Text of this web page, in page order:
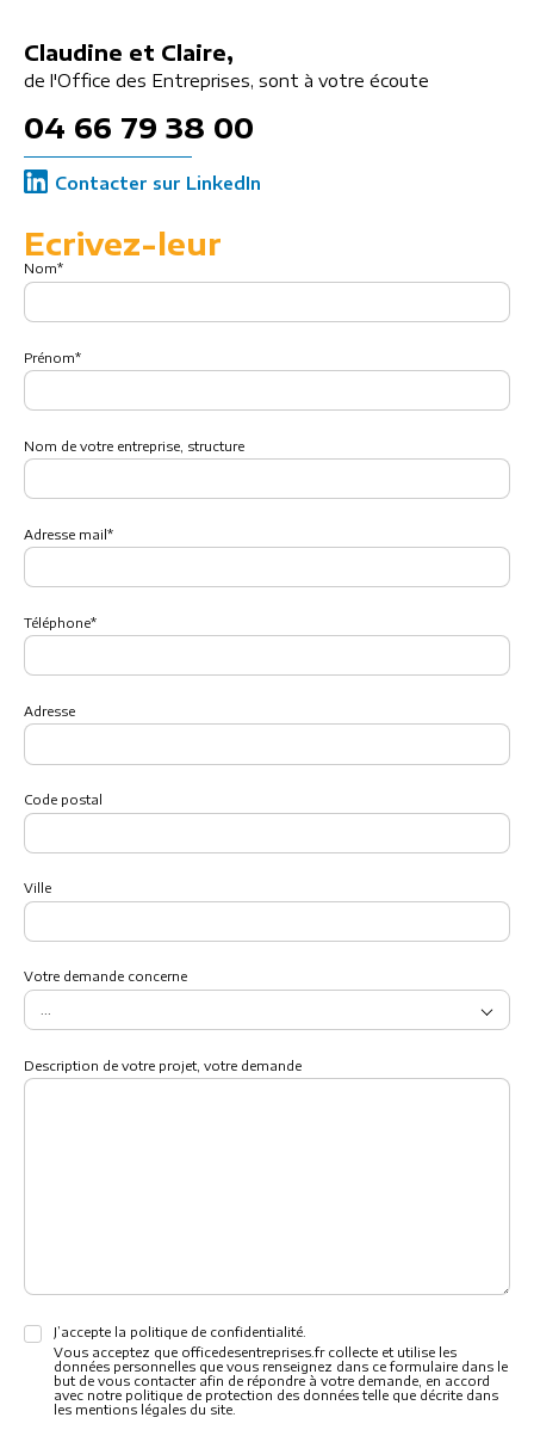
Claudine et Claire,
de l'Office des Entreprises, sont à votre écoute
04 66 79 38 00
Contacter sur LinkedIn
Ecrivez-leur
Nom*
Prénom*
Nom de votre entreprise, structure
Adresse mail*
Téléphone*
Adresse
Code postal
Ville
Votre demande concerne
Description de votre projet, votre demande
J’accepte la politique de confidentialité.
Vous acceptez que officedesentreprises.fr collecte et utilise les
données personnelles que vous renseignez dans ce formulaire dans le
but de vous contacter afin de répondre à votre demande, en accord
avec notre politique de protection des données telle que décrite dans
les mentions légales du site.